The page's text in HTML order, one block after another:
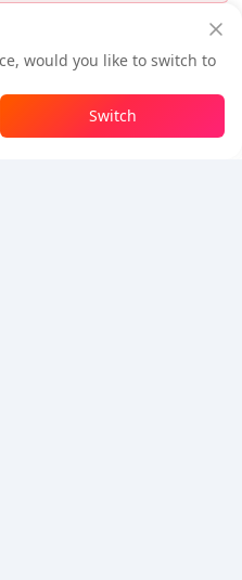
支払い待ち
安全にチャージ
ント(0.50 USD)を獲得
would you like to switch to
Switch